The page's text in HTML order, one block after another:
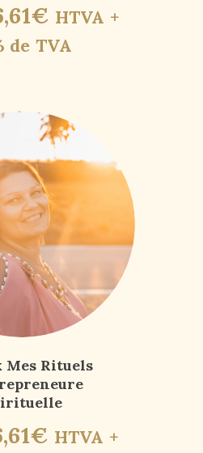
,61€ HTVA +
de TVA
Mes Rituels
,61€ HTVA +